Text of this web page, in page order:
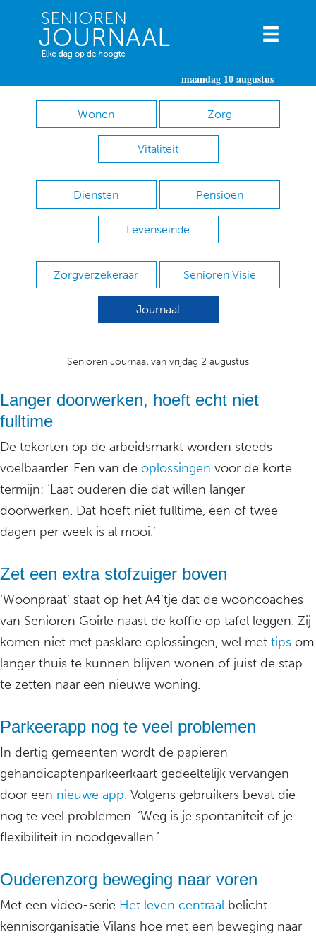
maandag 10 augustus
Wonen Zorg
Vitaliteit
Diensten Pensioen
Levenseinde
Zorgverzekeraar Senioren Visie
Journaal
Senioren Journaal van vrijdag 2 augustus
Langer doorwerken, hoeft echt niet
fulltime
De tekorten op de arbeidsmarkt worden steeds
voelbaarder. Een van de oplossingen voor de korte
termijn: ‘Laat ouderen die dat willen langer
doorwerken. Dat hoeft niet fulltime, een of twee
dagen per week is al mooi.’
Zet een extra stofzuiger boven
‘Woonpraat’ staat op het A4’tje dat de wooncoaches
van Senioren Goirle naast de koffie op tafel leggen. Zij
komen niet met pasklare oplossingen, wel met tips om
langer thuis te kunnen blijven wonen of juist de stap
te zetten naar een nieuwe woning.
Parkeerapp nog te veel problemen
In dertig gemeenten wordt de papieren
gehandicaptenparkeerkaart gedeeltelijk vervangen
door een nieuwe app. Volgens gebruikers bevat die
nog te veel problemen. ‘Weg is je spontaniteit of je
flexibiliteit in noodgevallen.’
Ouderenzorg beweging naar voren
Met een video-serie Het leven centraal belicht
kennisorganisatie Vilans hoe met een beweging naar